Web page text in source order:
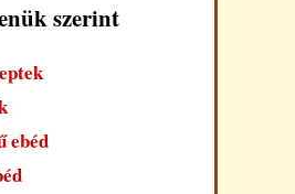
szerint
ebéd